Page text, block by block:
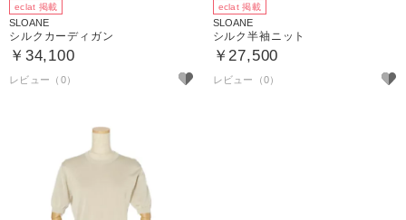
eclat 掲載
SLOANE
シルクカーディガン
￥34,100
eclat 掲載
SLOANE
シルク半袖ニット
￥27,500